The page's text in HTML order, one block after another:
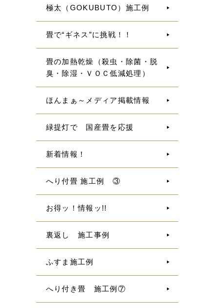
極太（GOKUBUTO）施工例
畳で“ギネス”に挑戦！！
畳の加熱乾燥（殺虫・除菌・脱
臭・除湿・ＶＯＣ低減処理）
ほんまぁ～メディア掲載情報
緑提灯で 国産畳を応援
新着情報！
へり付畳 施工例 ③
お得ッ！情報ッ!!
裏返し 施工事例
ふすま施工例
へり付き畳 施工例⑦